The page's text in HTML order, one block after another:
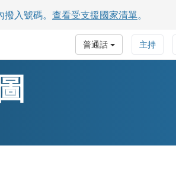
入號碼。 查看受支援國家清單。
主持
普通話